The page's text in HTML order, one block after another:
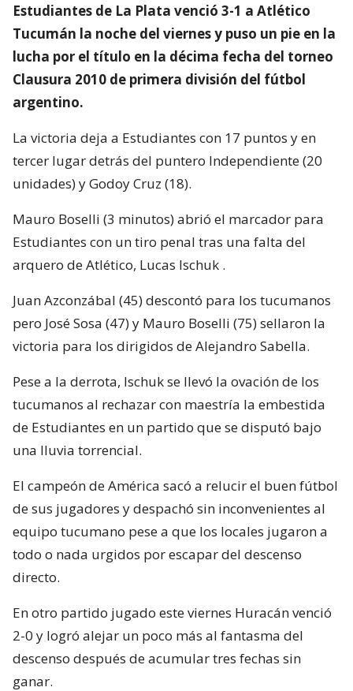
Estudiantes de La Plata venció 3-1 a Atlético
Tucumán la noche del viernes y puso un pie en la
lucha por el título en la décima fecha del torneo
Clausura 2010 de primera división del fútbol
argentino.
La victoria deja a Estudiantes con 17 puntos y en
tercer lugar detrás del puntero Independiente (20
unidades) y Godoy Cruz (18).
Mauro Boselli (3 minutos) abrió el marcador para
Estudiantes con un tiro penal tras una falta del
arquero de Atlético, Lucas Ischuk .
Juan Azconzábal (45) descontó para los tucumanos
pero José Sosa (47) y Mauro Boselli (75) sellaron la
victoria para los dirigidos de Alejandro Sabella.
Pese a la derrota, Ischuk se llevó la ovación de los
tucumanos al rechazar con maestría la embestida
de Estudiantes en un partido que se disputó bajo
una lluvia torrencial.
El campeón de América sacó a relucir el buen fútbol
de sus jugadores y despachó sin inconvenientes al
equipo tucumano pese a que los locales jugaron a
todo o nada urgidos por escapar del descenso
directo.
En otro partido jugado este viernes Huracán venció
2-0 y logró alejar un poco más al fantasma del
descenso después de acumular tres fechas sin
ganar.